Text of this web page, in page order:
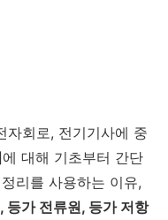
자회로, 전기기사에 중
에 대해 기초부터 간단
리를 사용하는 이유,
등가 전류원, 등가 저항